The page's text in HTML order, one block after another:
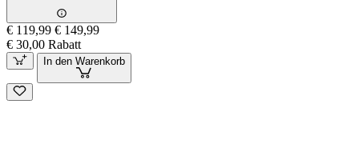
€ 119,99 € 149,99
€ 30,00 Rabatt
In den Warenkorb